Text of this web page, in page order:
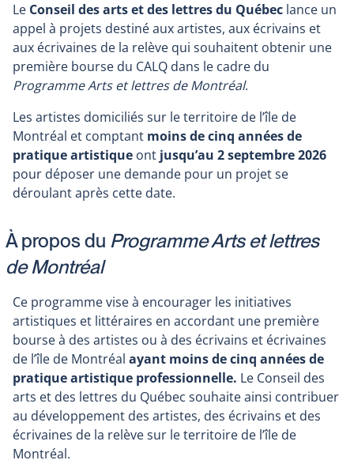
Le Conseil des arts et des lettres du Québec lance un
appel à projets destiné aux artistes, aux écrivains et
aux écrivaines de la relève qui souhaitent obtenir une
première bourse du CALQ dans le cadre du
Programme Arts et lettres de Montréal.
Les artistes domiciliés sur le territoire de l’île de
Montréal et comptant moins de cinq années de
pratique artistique ont jusqu’au 2 septembre 2026
pour déposer une demande pour un projet se
déroulant après cette date.
À propos du Programme Arts et lettres
de Montréal
Ce programme vise à encourager les initiatives
artistiques et littéraires en accordant une première
bourse à des artistes ou à des écrivains et écrivaines
de l’île de Montréal ayant moins de cinq années de
pratique artistique professionnelle. Le Conseil des
arts et des lettres du Québec souhaite ainsi contribuer
au développement des artistes, des écrivains et des
écrivaines de la relève sur le territoire de l’île de
Montréal.